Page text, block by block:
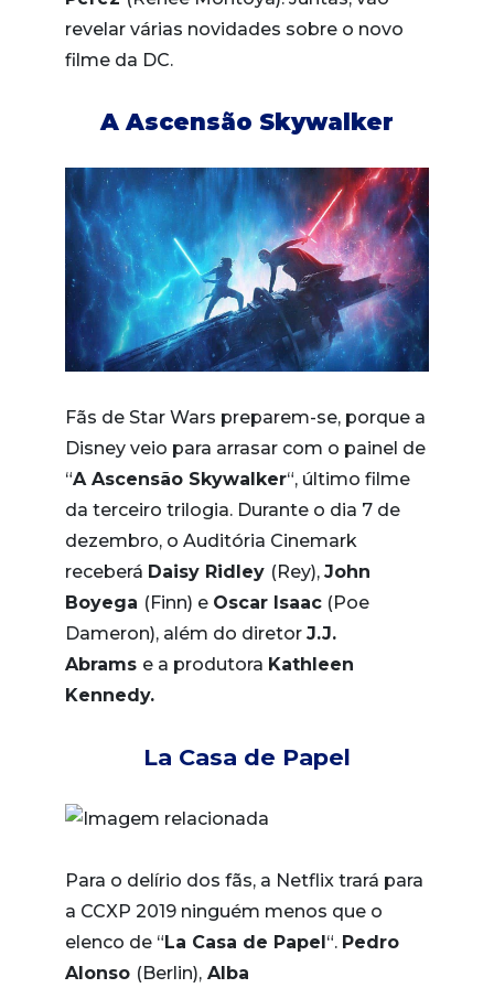
revelar várias novidades sobre o novo
filme da DC.
A Ascensão Skywalker
Fãs de Star Wars preparem-se, porque a
Disney veio para arrasar com o painel de
“A Ascensão Skywalker“, último filme
da terceiro trilogia. Durante o dia 7 de
dezembro, o Auditória Cinemark
receberá Daisy Ridley (Rey), John
Boyega (Finn) e Oscar Isaac (Poe
Dameron), além do diretor J.J.
Abrams e a produtora Kathleen
Kennedy.
La Casa de Papel
Para o delírio dos fãs, a Netflix trará para
a CCXP 2019 ninguém menos que o
elenco de “La Casa de Papel“. Pedro
Alonso (Berlin), Alba